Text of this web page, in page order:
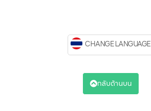
CHANGE LANGUAGE
กลับด้านบน